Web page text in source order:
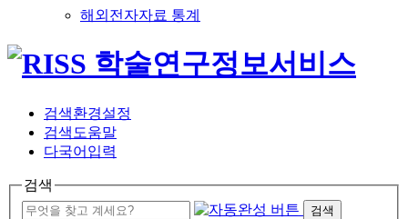
해외전자자료 통계
검색환경설정
검색도움말
다국어입력
검색
검색